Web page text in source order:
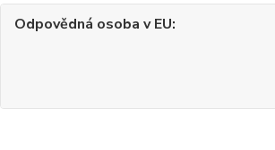
Odpovědná osoba v EU